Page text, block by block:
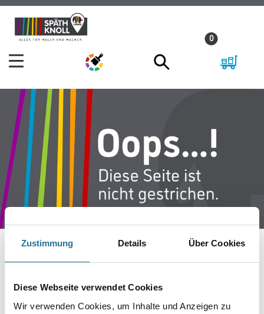
Zustimmung Details Über Cookies
Diese Webseite verwendet Cookies
Wir verwenden Cookies, um Inhalte und Anzeigen zu
Zum
Inhalt
Zum
Navigationsmenü
0
IST AUFGETRETEN